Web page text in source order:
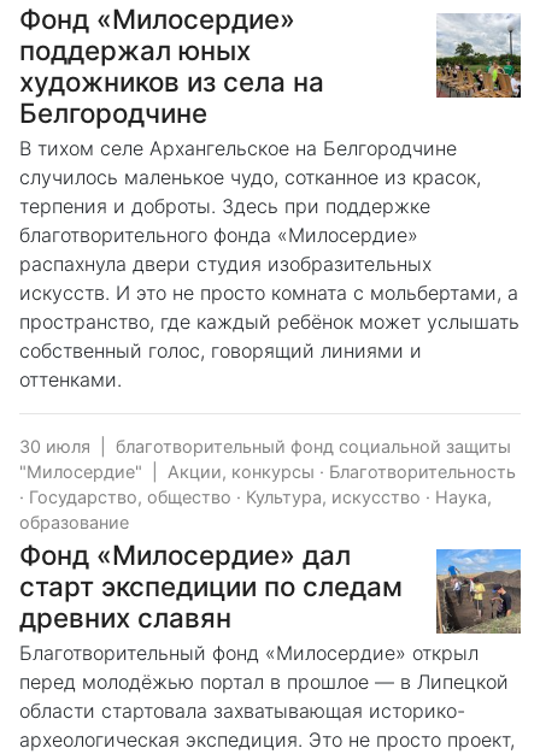
Фонд «Милосердие»
поддержал юных
художников из села на
Белгородчине
В тихом селе Архангельское на Белгородчине
случилось маленькое чудо, сотканное из красок,
терпения и доброты. Здесь при поддержке
благотворительного фонда «Милосердие»
распахнула двери студия изобразительных
искусств. И это не просто комната с мольбертами, а
пространство, где каждый ребёнок может услышать
собственный голос, говорящий линиями и
оттенками.
30 июля
благотворительный фонд социальной защиты
"Милосердие"
Акции, конкурсы · Благотворительность
· Государство, общество · Культура, искусство · Наука,
образование
Фонд «Милосердие» дал
старт экспедиции по следам
древних славян
Благотворительный фонд «Милосердие» открыл
перед молодёжью портал в прошлое — в Липецкой
области стартовала захватывающая историко-
археологическая экспедиция. Это не просто проект,